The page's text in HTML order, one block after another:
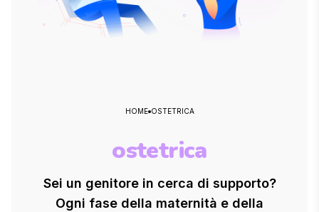
HOME OSTETRICA
ostetrica
Sei un genitore in cerca di supporto?
Ogni fase della maternità e della